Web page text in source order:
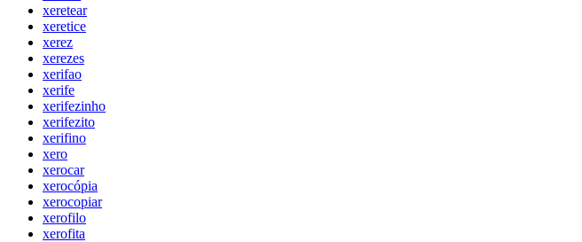
xeretear
xeretice
xerez
xerezes
xerifao
xerife
xerifezinho
xerifezito
xerifino
xero
xerocar
xerocópia
xerocopiar
xerofilo
xerofita